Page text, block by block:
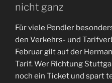
nicht ganz
Für viele Pendler
den Verkehrs- und
Februar gilt auf der
Tarif. Wer Richtung
noch ein Ticket und spart